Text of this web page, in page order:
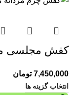
کفش مجلسی
7,450,000 تومان
انتخاب گزینه ها